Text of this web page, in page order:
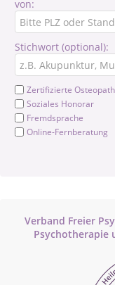
von:
Stichwort (optional):
Zertifizierte
Soziales Honorar
Fremdsprache
Online-Fernberatung
Verband Freier
Psychotherapie